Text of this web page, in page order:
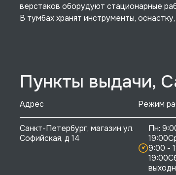
верстаков оборудуют стационарные
В тумбах хранят инструменты,
Пункты выдачи,
Адрес Режим
Санкт-Петербург, магазин ул.
Софийская, д 14
Пн:
9:00 -